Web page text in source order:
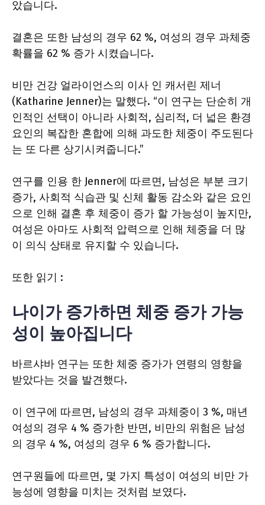
았습니다.
결혼은 또한 남성의 경우 62 %, 여성의 경우 과체중
확률을 62 % 증가 시켰습니다.
비만 건강 얼라이언스의 이사 인 캐서린 제너
(Katharine Jenner)는 말했다. “이 연구는 단순히 개
인적인 선택이 아니라 사회적, 심리적, 더 넓은 환경
요인의 복잡한 혼합에 의해 과도한 체중이 주도된다
는 또 다른 상기시켜줍니다.”
연구를 인용 한 Jenner에 따르면, 남성은 부분 크기
증가, 사회적 식습관 및 신체 활동 감소와 같은 요인
으로 인해 결혼 후 체중이 증가 할 가능성이 높지만,
여성은 아마도 사회적 압력으로 인해 체중을 더 많
이 의식 상태로 유지할 수 있습니다.
또한 읽기 :
나이가 증가하면 체중 증가 가능
성이 높아집니다
바르샤바 연구는 또한 체중 증가가 연령의 영향을
받았다는 것을 발견했다.
이 연구에 따르면, 남성의 경우 과체중이 3 %, 매년
여성의 경우 4 % 증가한 반면, 비만의 위험은 남성
의 경우 4 %, 여성의 경우 6 % 증가합니다.
연구원들에 따르면, 몇 가지 특성이 여성의 비만 가
능성에 영향을 미치는 것처럼 보였다.